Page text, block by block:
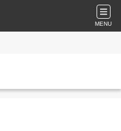
MENU